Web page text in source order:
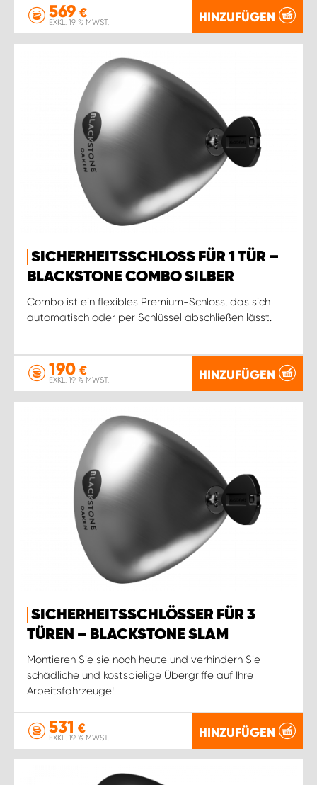
569 €
EXKL. 19 % MWST. HINZUFÜGEN
SICHERHEITSSCHLOSS FÜR 1 TÜR –
BLACKSTONE COMBO SILBER
Combo ist ein flexibles Premium-Schloss, das sich
automatisch oder per Schlüssel abschließen lässt.
190 €
EXKL. 19 % MWST. HINZUFÜGEN
SICHERHEITSSCHLÖSSER FÜR 3
TÜREN – BLACKSTONE SLAM
Montieren Sie sie noch heute und verhindern Sie
schädliche und kostspielige Übergriffe auf Ihre
Arbeitsfahrzeuge!
531 €
EXKL. 19 % MWST. HINZUFÜGEN